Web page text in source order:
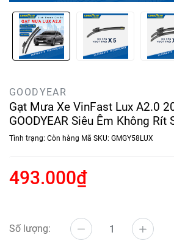
GOODYEAR
Gạt Mưa Xe VinFast Lux A2.0
GOODYEAR Siêu Êm Không Rít
Tình trạng: Còn hàng Mã SKU: GMGY58LUX
493.000₫
Số lượng: